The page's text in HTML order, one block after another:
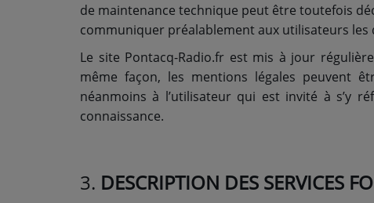
L'ŒIL DE L'OIE | PRÉSENTATION
VIDÉOS | JEUX
de maintenance technique peut être toutefois
communiquer préalablement aux utilisateurs les
Le site Pontacq-Radio.fr est mis à jour
même façon, les mentions légales peuvent
néanmoins à l’utilisateur qui est invité à s’y
connaissance.
3. DESCRIPTION DES SERVICES